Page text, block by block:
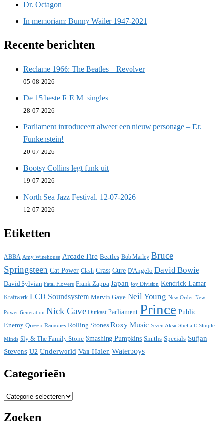
Dr. Octagon
In memoriam: Bunny Wailer 1947-2021
Recente berichten
Reclame 1966: The Beatles – Revolver
05-08-2026
De 15 beste R.E.M. singles
28-07-2026
Parliament introduceert alweer een nieuw personage – Dr.
Funkenstein!
20-07-2026
Bootsy Collins legt funk uit
19-07-2026
North Sea Jazz Festival, 12-07-2026
12-07-2026
Etiketten
ABBA Amy Winehouse Arcade Fire Beatles Bob Marley Bruce
Springsteen Cat Power Clash Crass Cure D'Angelo David Bowie
David Sylvian Fatal Flowers Frank Zappa Japan Joy Division Kendrick Lamar
Kraftwerk LCD Soundsystem Marvin Gaye Neil Young New Order New
Power Generation Nick Cave Outkast Parliament Prince Public
Enemy Queen Ramones Rolling Stones Roxy Music Sezen Aksu Sheila E Simple
Minds Sly & The Family Stone Smashing Pumpkins Smiths Specials Sufjan
Stevens U2 Underworld Van Halen Waterboys
Categorieën
Categorieën
Zoeken